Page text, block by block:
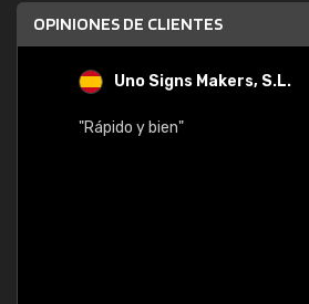
OPINIONES DE CLIENTES
Uno Signs Makers, S.L.
"Rápido y bien"